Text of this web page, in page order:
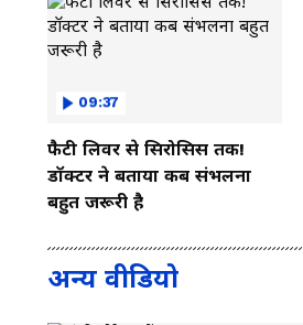
09:37
फैटी लिवर से सिरोसिस तक!
डॉक्टर ने बताया कब संभलना
बहुत जरूरी है
अन्य वीडियो